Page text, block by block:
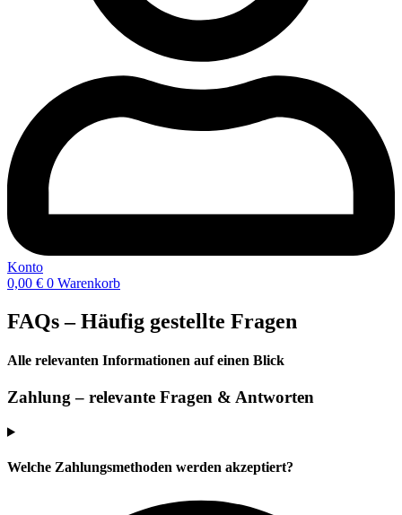
Konto
0,00 € 0 Warenkorb
FAQs – Häufig gestellte Fragen
Alle relevanten Informationen auf einen Blick
Zahlung – relevante Fragen & Antworten
Welche Zahlungsmethoden werden akzeptiert?